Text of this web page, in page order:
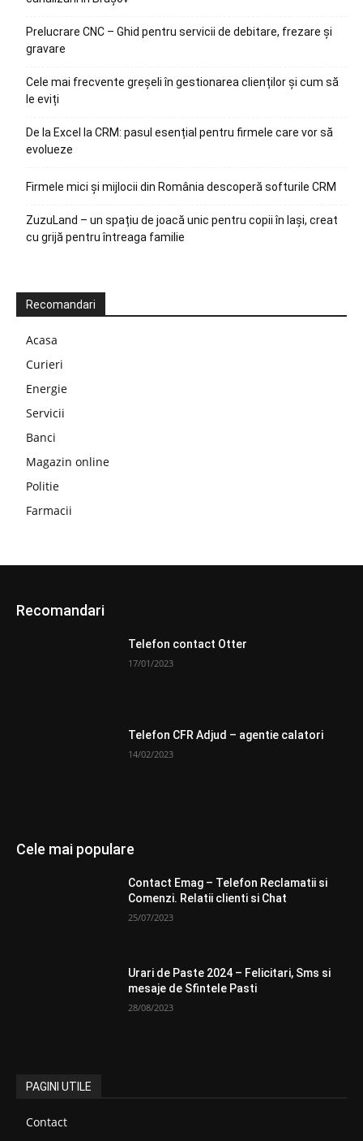
Prelucrare CNC – Ghid pentru servicii de debitare, frezare și
gravare
Cele mai frecvente greșeli în gestionarea clienților și cum să
le eviți
De la Excel la CRM: pasul esențial pentru firmele care vor să
evolueze
Firmele mici și mijlocii din România descoperă softurile CRM
ZuzuLand – un spațiu de joacă unic pentru copii în Iași, creat
cu grijă pentru întreaga familie
Recomandari
Acasa
Curieri
Energie
Servicii
Banci
Magazin online
Politie
Farmacii
Recomandari
Telefon contact Otter
17/01/2023
Telefon CFR Adjud – agentie calatori
14/02/2023
Cele mai populare
Contact Emag – Telefon Reclamatii si
Comenzi. Relatii clienti si Chat
25/07/2023
Urari de Paste 2024 – Felicitari, Sms si
mesaje de Sfintele Pasti
28/08/2023
PAGINI UTILE
Contact